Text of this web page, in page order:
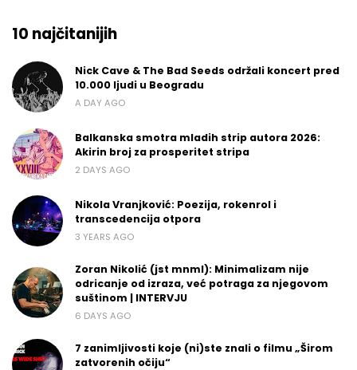
10 najčitanijih
Nick Cave & The Bad Seeds održali koncert pred
10.000 ljudi u Beogradu
A DAY AGO
Balkanska smotra mladih strip autora 2026:
Akirin broj za prosperitet stripa
2 DAYS AGO
Nikola Vranjković: Poezija, rokenrol i
transcedencija otpora
3 YEARS AGO
Zoran Nikolić (jst mnml): Minimalizam nije
odricanje od izraza, već potraga za njegovom
suštinom | INTERVJU
6 DAYS AGO
7 zanimljivosti koje (ni)ste znali o filmu „Širom
zatvorenih očiju“